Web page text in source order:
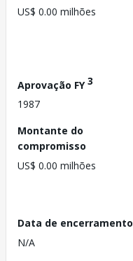
US$ 0.00 milhões
Aprovação FY3
1987
Montante do
compromisso
US$ 0.00 milhões
Data de encerramento
N/A